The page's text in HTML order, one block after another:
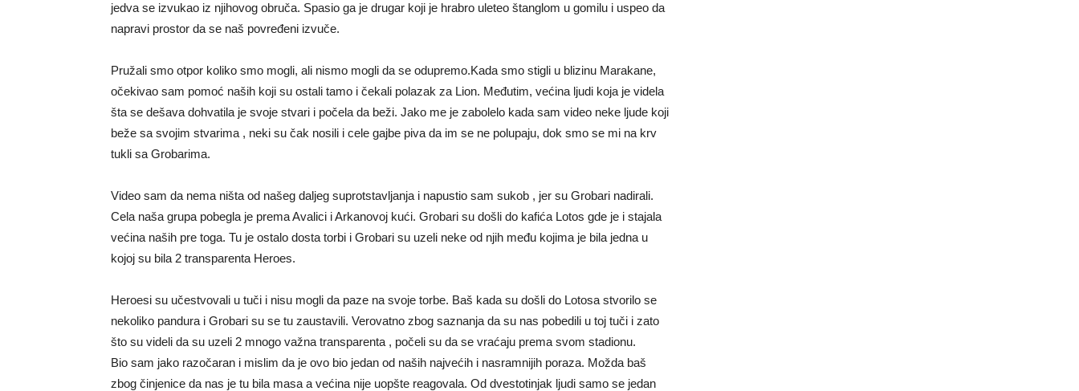
jedva se izvukao iz njihovog obruča. Spasio ga je drugar koji je hrabro uleteo štanglom u gomilu i uspeo da
napravi prostor da se naš povređeni izvuče.
Pružali smo otpor koliko smo mogli, ali nismo mogli da se odupremo.Kada smo stigli u blizinu Marakane,
očekivao sam pomoć naših koji su ostali tamo i čekali polazak za Lion. Međutim, većina ljudi koja je videla
šta se dešava dohvatila je svoje stvari i počela da beži. Jako me je zabolelo kada sam video neke ljude koji
beže sa svojim stvarima , neki su čak nosili i cele gajbe piva da im se ne polupaju, dok smo se mi na krv
tukli sa Grobarima.
Video sam da nema ništa od našeg daljeg suprotstavljanja i napustio sam sukob , jer su Grobari nadirali.
Cela naša grupa pobegla je prema Avalici i Arkanovoj kući. Grobari su došli do kafića Lotos gde je i stajala
većina naših pre toga. Tu je ostalo dosta torbi i Grobari su uzeli neke od njih među kojima je bila jedna u
kojoj su bila 2 transparenta Heroes.
Heroesi su učestvovali u tuči i nisu mogli da paze na svoje torbe. Baš kada su došli do Lotosa stvorilo se
nekoliko pandura i Grobari su se tu zaustavili. Verovatno zbog saznanja da su nas pobedili u toj tuči i zato
što su videli da su uzeli 2 mnogo važna transparenta , počeli su da se vraćaju prema svom stadionu.
Bio sam jako razočaran i mislim da je ovo bio jedan od naših najvećih i nasramnijih poraza. Možda baš
zbog činjenice da nas je tu bila masa a većina nije uopšte reagovala. Od dvestotinjak ljudi samo se jedan